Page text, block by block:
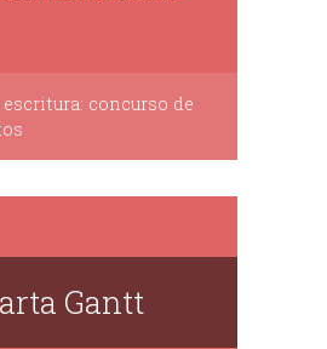
concurso de
Gantt